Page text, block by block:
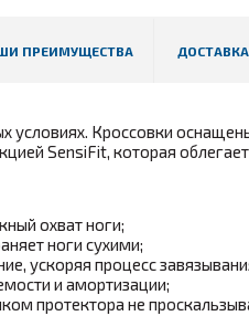
ПРЕИМУЩЕСТВА
условиях. Кроссовки
SensiFit, которая
охват ноги;
ноги сухими;
ускоряя процесс
и амортизации;
протектора не